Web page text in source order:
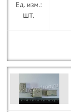
шт.